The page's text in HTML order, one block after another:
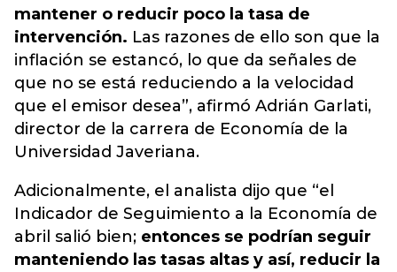
mantener o reducir poco la tasa de
intervención. Las razones de ello son que la
inflación se estancó, lo que da señales de
que no se está reduciendo a la velocidad
que el emisor desea”, afirmó Adrián Garlati,
director de la carrera de Economía de la
Universidad Javeriana.
Adicionalmente, el analista dijo que “el
Indicador de Seguimiento a la Economía de
abril salió bien; entonces se podrían seguir
manteniendo las tasas altas y así, reducir la